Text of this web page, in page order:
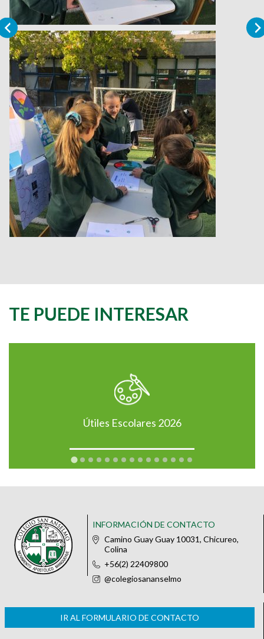
TE PUEDE INTERESAR
Útiles Escolares 2026
INFORMACIÓN DE CONTACTO
Camino Guay Guay 10031, Chicureo,
Colina
+56(2) 22409800
@colegiosananselmo
IR AL FORMULARIO DE CONTACTO